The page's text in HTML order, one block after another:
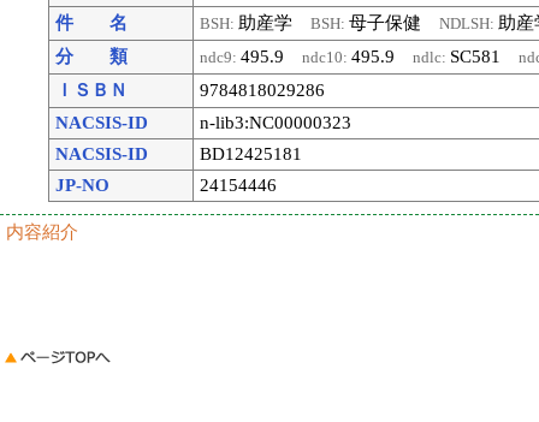
件 名 BSH: 助産学BSH:母子保健NDLSH: 助
分 類
ndc9:495.9ndc10:495.9ndlc: SC581
ＩＳＢＮ
9784818029286
NACSIS-ID
n-lib3:NC00000323
NACSIS-ID
BD12425181
JP-NO
24154446
内容紹介